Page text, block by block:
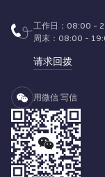
工作日：08:00 -
周末：08:00 -
请求回拨
用微信 写信